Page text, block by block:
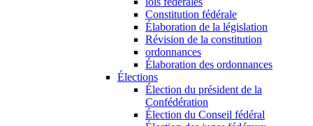
Constitution fédérale
Élaboration de la législation
Révision de la constitution
ordonnances
Élaboration des ordonnances
Élections
Élection du président de la
Confédération
Élection du Conseil fédéral